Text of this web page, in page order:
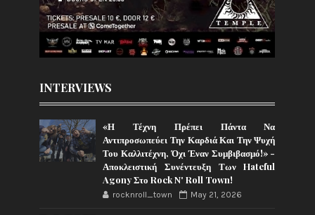
INTERVIEWS
«Η Τέχνη Πρέπει Πάντα Να
Αντιπροσωπεύει Την Καρδιά Και Την Ψυχή
Του Καλλιτέχνη, Όχι Έναν Συμβιβασμό!» -
Αποκλειστική Συνέντευξη Των Hateful
Agony Στο Rock N' Roll Town!
rocknroll_town May 21, 2026